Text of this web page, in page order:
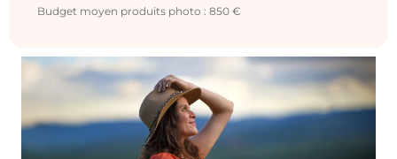
Budget moyen produits photo : 850 €